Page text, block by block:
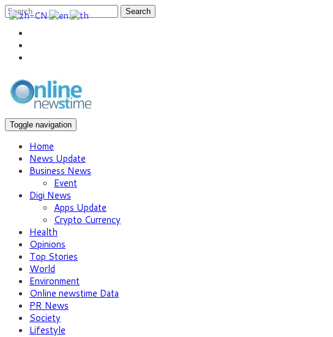
Search
Toggle navigation
Home
News Update
Business News
Event
Digi News
Apps Update
Crypto Currency
Health
Opinions
Top Stories
World
Environment
Online newstime Data
PR News
Society
Lifestyle